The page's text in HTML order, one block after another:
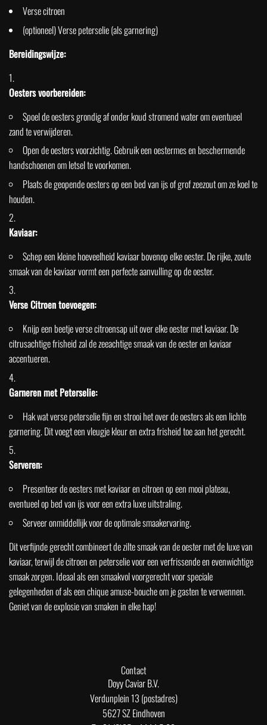
Verse citroen
(optioneel) Verse peterselie (als garnering)
Bereidingswijze:
Oesters voorbereiden:
Spoel de oesters grondig af onder koud stromend water om eventueel
zand te verwijderen.
Open de oesters voorzichtig. Gebruik een oestermes en beschermende
handschoenen om letsel te voorkomen.
Plaats de geopende oesters op een bed van ijs of grof zeezout om ze koel te
houden.
Kaviaar:
Schep een kleine hoeveelheid kaviaar bovenop elke oester. De rijke, zoute
smaak van de kaviaar vormt een perfecte aanvulling op de oester.
Verse Citroen toevoegen:
Knijp een beetje verse citroensap uit over elke oester met kaviaar. De
citrusachtige frisheid zal de zeeachtige smaak van de oester en kaviaar
accentueren.
Garneren met Peterselie:
Hak wat verse peterselie fijn en strooi het over de oesters als een lichte
garnering. Dit voegt een vleugje kleur en extra frisheid toe aan het gerecht.
Serveren:
Presenteer de oesters met kaviaar en citroen op een mooi plateau,
eventueel op bed van ijs voor een extra luxe uitstraling.
Serveer onmiddellijk voor de optimale smaakervaring.
Dit verfijnde gerecht combineert de zilte smaak van de oester met de luxe van
kaviaar, terwijl de citroen en peterselie voor een verfrissende en evenwichtige
smaak zorgen. Ideaal als een smaakvol voorgerecht voor speciale
gelegenheden of als een chique amuse-bouche om je gasten te verwennen.
Geniet van de explosie van smaken in elke hap!
Contact
Doyy Caviar B.V.
Verdunplein 13 (postadres)
5627 SZ Eindhoven